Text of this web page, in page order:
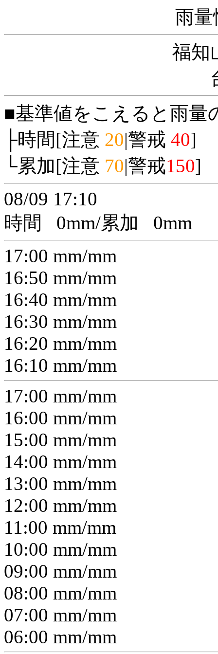
雨量
福知
■基準値をこえると雨量
├時間[注意 20|警戒 40]
└累加[注意 70|警戒150]
08/09 17:10
時間
0mm/累加 0mm
17:00 mm/mm
16:50 mm/mm
16:40 mm/mm
16:30 mm/mm
16:20 mm/mm
16:10 mm/mm
17:00 mm/mm
16:00 mm/mm
15:00 mm/mm
14:00 mm/mm
13:00 mm/mm
12:00 mm/mm
11:00 mm/mm
10:00 mm/mm
09:00 mm/mm
08:00 mm/mm
07:00 mm/mm
06:00 mm/mm